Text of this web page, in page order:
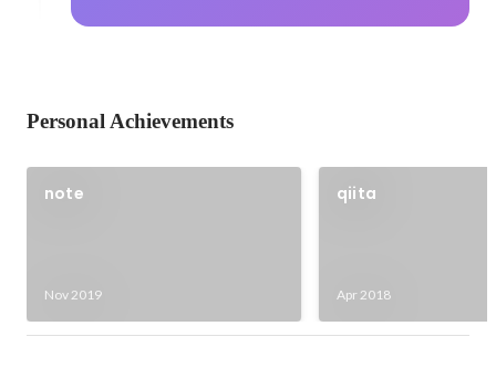
Personal Achievements
note
Nov 2019
qiita
Apr 2018